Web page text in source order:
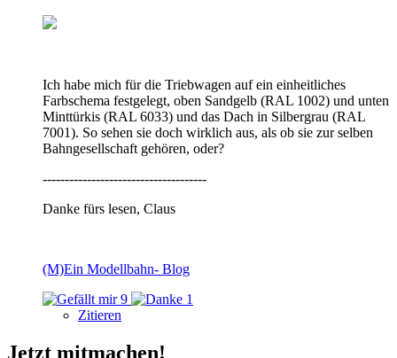
Ich habe mich für die Triebwagen auf ein einheitliches
Farbschema festgelegt, oben Sandgelb (RAL 1002) und unten
Minttürkis (RAL 6033) und das Dach in Silbergrau (RAL
7001). So sehen sie doch wirklich aus, als ob sie zur selben
Bahngesellschaft gehören, oder?
-------------------------------------
Danke fürs lesen, Claus
(M)Ein Modellbahn- Blog
9
1
Zitieren
Jetzt mitmachen!